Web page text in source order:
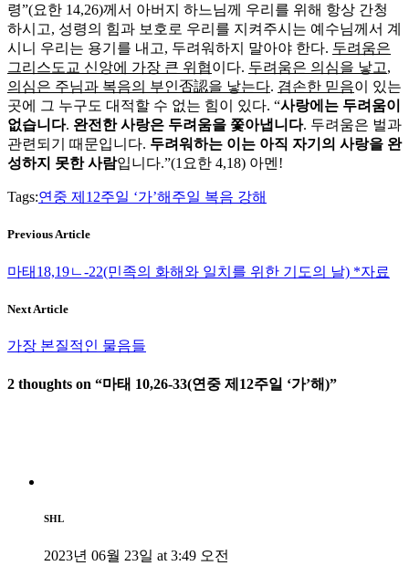
령”(요한 14,26)께서 아버지 하느님께 우리를 위해 항상 간청
하시고, 성령의 힘과 보호로 우리를 지켜주시는 예수님께서 계
시니 우리는 용기를 내고, 두려워하지 말아야 한다. 두려움은
그리스도교 신앙에 가장 큰 위협이다. 두려움은 의심을 낳고,
의심은 주님과 복음의 부인否認을 낳는다. 겸손한 믿음이 있는
곳에 그 누구도 대적할 수 없는 힘이 있다. “사랑에는 두려움이
없습니다. 완전한 사랑은 두려움을 쫓아냅니다. 두려움은 벌과
관련되기 때문입니다. 두려워하는 이는 아직 자기의 사랑을 완
성하지 못한 사람입니다.”(1요한 4,18) 아멘!
Tags:연중 제12주일 ‘가’해 주일 복음 강해
Previous Article
마태18,19ㄴ-22(민족의 화해와 일치를 위한 기도의 날) *자료
Next Article
가장 본질적인 물음들
2 thoughts on “마태 10,26-33(연중 제12주일 ‘가’해)”
SHL
2023년 06월 23일 at 3:49 오전